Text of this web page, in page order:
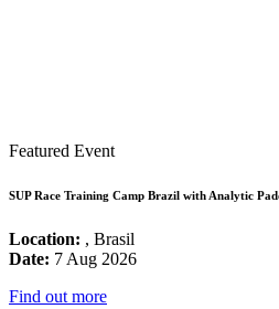
Featured Event
SUP Race Training Camp Brazil with Analytic
Location: , Brasil
Date: 7 Aug 2026
Find out more